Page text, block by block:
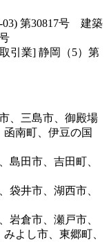
03) 第30817号 建築
引業] 静岡（5）第
、三島市、御殿場
南町、伊豆の国
島田市、吉田町、
袋井市、湖西市、
岩倉市、瀬戸市、
よし市、東郷町、